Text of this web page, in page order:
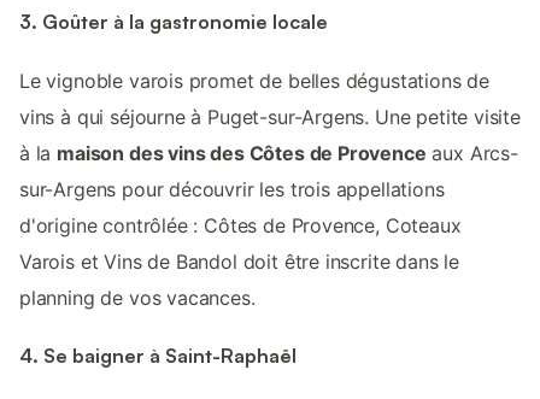
3. Goûter à la gastronomie locale
Le vignoble varois promet de belles dégustations de
vins à qui séjourne à Puget-sur-Argens. Une petite visite
à la maison des vins des Côtes de Provence aux Arcs-
sur-Argens pour découvrir les trois appellations
d'origine contrôlée : Côtes de Provence, Coteaux
Varois et Vins de Bandol doit être inscrite dans le
planning de vos vacances.
4. Se baigner à Saint-Raphaël